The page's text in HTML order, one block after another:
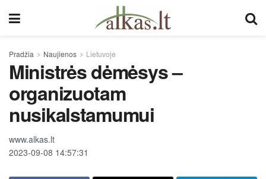
Pradžia Naujienos Lietuvoje
Ministrės dėmėsys –
organizuotam
nusikalstamumui
www.alkas.lt
2023-09-08 14:57:31